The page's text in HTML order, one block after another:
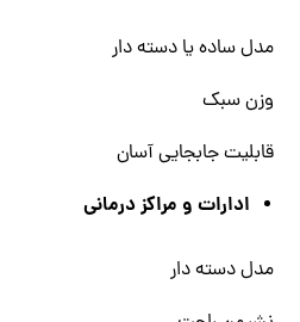
مدل ساده یا دسته‌ دار
وزن سبک
قابلیت جابجایی آسان
ادارات و مراکز درمانی
مدل دسته‌ دار